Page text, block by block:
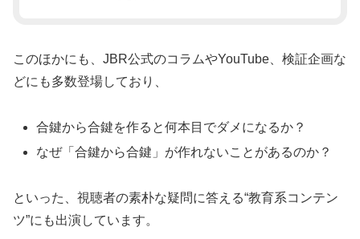
このほかにも、JBR公式のコラムやYouTube、検証企画な
どにも多数登場しており、
合鍵から合鍵を作ると何本目でダメになるか？
なぜ「合鍵から合鍵」が作れないことがあるのか？
といった、視聴者の素朴な疑問に答える“教育系コンテン
ツ”にも出演しています。